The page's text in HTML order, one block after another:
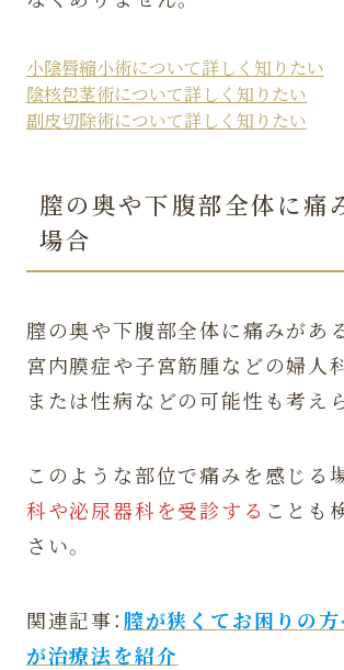
小陰唇縮小術について詳しく知りたい
陰核包茎術について詳しく知りたい
副皮切除術について詳しく知りたい
膣の奥や下腹部全体に痛
場合
膣の奥や下腹部全体に痛みがあ
宮内膜症や子宮筋腫などの婦人
または性病などの可能性も考え
このような部位で痛みを感じる
科や泌尿器科を受診する ことも
さい。
関連記事： 膣が狭くてお困りの
が治療法を紹介